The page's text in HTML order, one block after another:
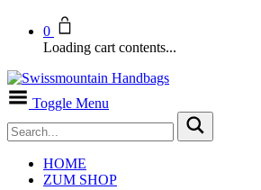
0
Loading cart contents...
Toggle Menu
HOME
ZUM SHOP